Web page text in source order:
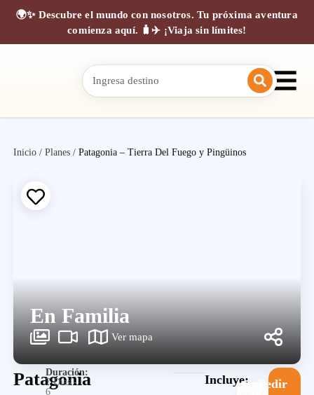
🌍✨ Descubre el mundo con nosotros. Tu próxima aventura
comienza aquí. 🧳✈️ ¡Viaja sin límites!
Inicio /Planes /Patagonia – Tierra Del Fuego y Pingüinos
En Familia
Ver mapa
Patagonia
Duración:
7 Días -
6
Incluye:
Pedir